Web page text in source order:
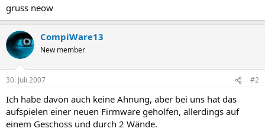
gruss neow
CompiWare13
New member
30. Juli 2007 #2
Ich habe davon auch keine Ahnung, aber bei uns hat das
aufspielen einer neuen Firmware geholfen, allerdings auf
einem Geschoss und durch 2 Wände.